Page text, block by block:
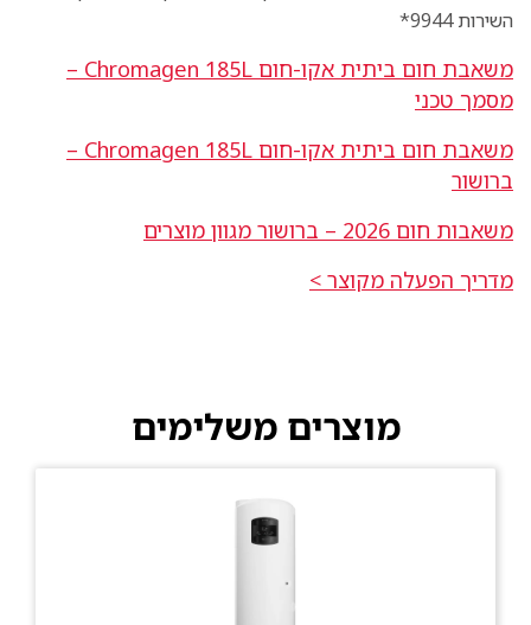
השירות 9944*
משאבת חום ביתית אקו-חום Chromagen 185L –
מסמך טכני
משאבת חום ביתית אקו-חום Chromagen 185L –
ברושור
משאבות חום 2026 –
ברושורמגוון מוצרים
מדריך הפעלה מקוצר >
מוצרים משלימים